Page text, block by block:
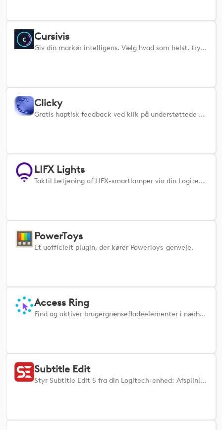
Cursivis
Giv din markør intelligens. Vælg hvad som helst, tryk på din MX-trigger, og omsæt konteksten til handling uden besvær
Clicky
Gratis haptisk feedback ved klik på understøttede Logitech-enheder. Udviklet i tæt samarbejde med Logi Options+.
LIFX Lights
Taktil betjening af LIFX-smartlamper via din Logitech MX Creative Console. Juster lysstyrke, farvetemperatur og farve.
PowerToys
Et uofficielt plugin, der kører PowerToys-genveje.
Access Ring
Find og aktiver brugergrænsefladeelementer i nærheden af din markør uden at skulle pege præcist med musen.
Subtitle Edit
Styr Subtitle Edit 5 fra din Logitech-enhed: Afspilning, timing, linje- og teksthandlinger på 26 sprog. Kræver Subtitle Edit 5. Support: [GitHub](https://github.com/muaz978/subtitleedit-logi-plugin)